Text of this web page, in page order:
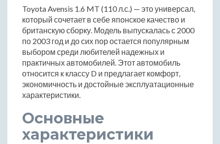
Toyota Avensis 1.6 MT (110 л.с.) — это универсал,
который сочетает в себе японское качество и
британскую сборку. Модель выпускалась с 2000
по 2003 год и до сих пор остается популярным
выбором среди любителей надежных и
практичных автомобилей. Этот автомобиль
относится к классу D и предлагает комфорт,
экономичность и достойные эксплуатационные
характеристики.
Основные
характеристики